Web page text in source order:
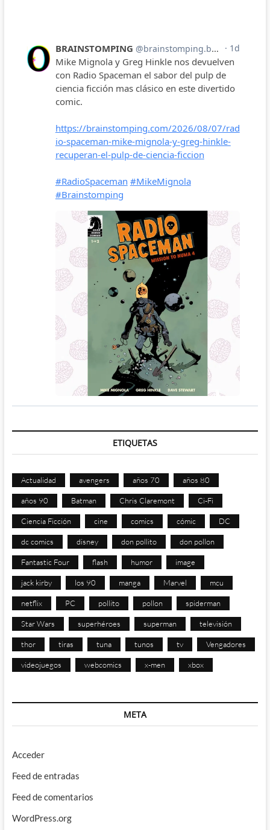
ETIQUETAS
Actualidad avengers años 70 años 80
años 90 Batman Chris Claremont Ci-Fi
Ciencia Ficción cine comics cómic DC
dc comics disney don pollito don pollon
Fantastic Four flash humor image
jack kirby los 90 manga Marvel mcu
netflix PC pollito pollon spiderman
Star Wars superhéroes superman televisión
thor tiras tuna tunos tv Vengadores
videojuegos webcomics x-men xbox
META
Acceder
Feed de entradas
Feed de comentarios
WordPress.org